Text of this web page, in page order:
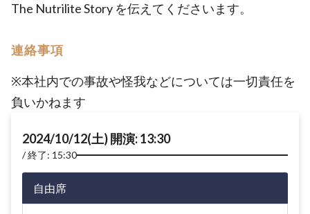
The Nutrilite Story を伝えてくださいます。
連絡事項
※本社内での事故や怪我などについては一切責任を
負いかねます
2024/10/12(土) 開演: 13:30
終了: 15:30
自由席